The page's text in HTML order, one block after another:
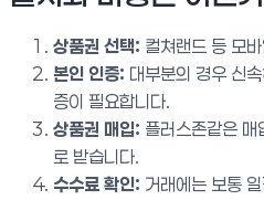
상품권 선택: 컬쳐랜드 등 모
본인 인증: 대부분의 경우 신
증이 필요합니다.
상품권 매입: 플러스존같은
로 받습니다.
수수료 확인: 거래에는 보통